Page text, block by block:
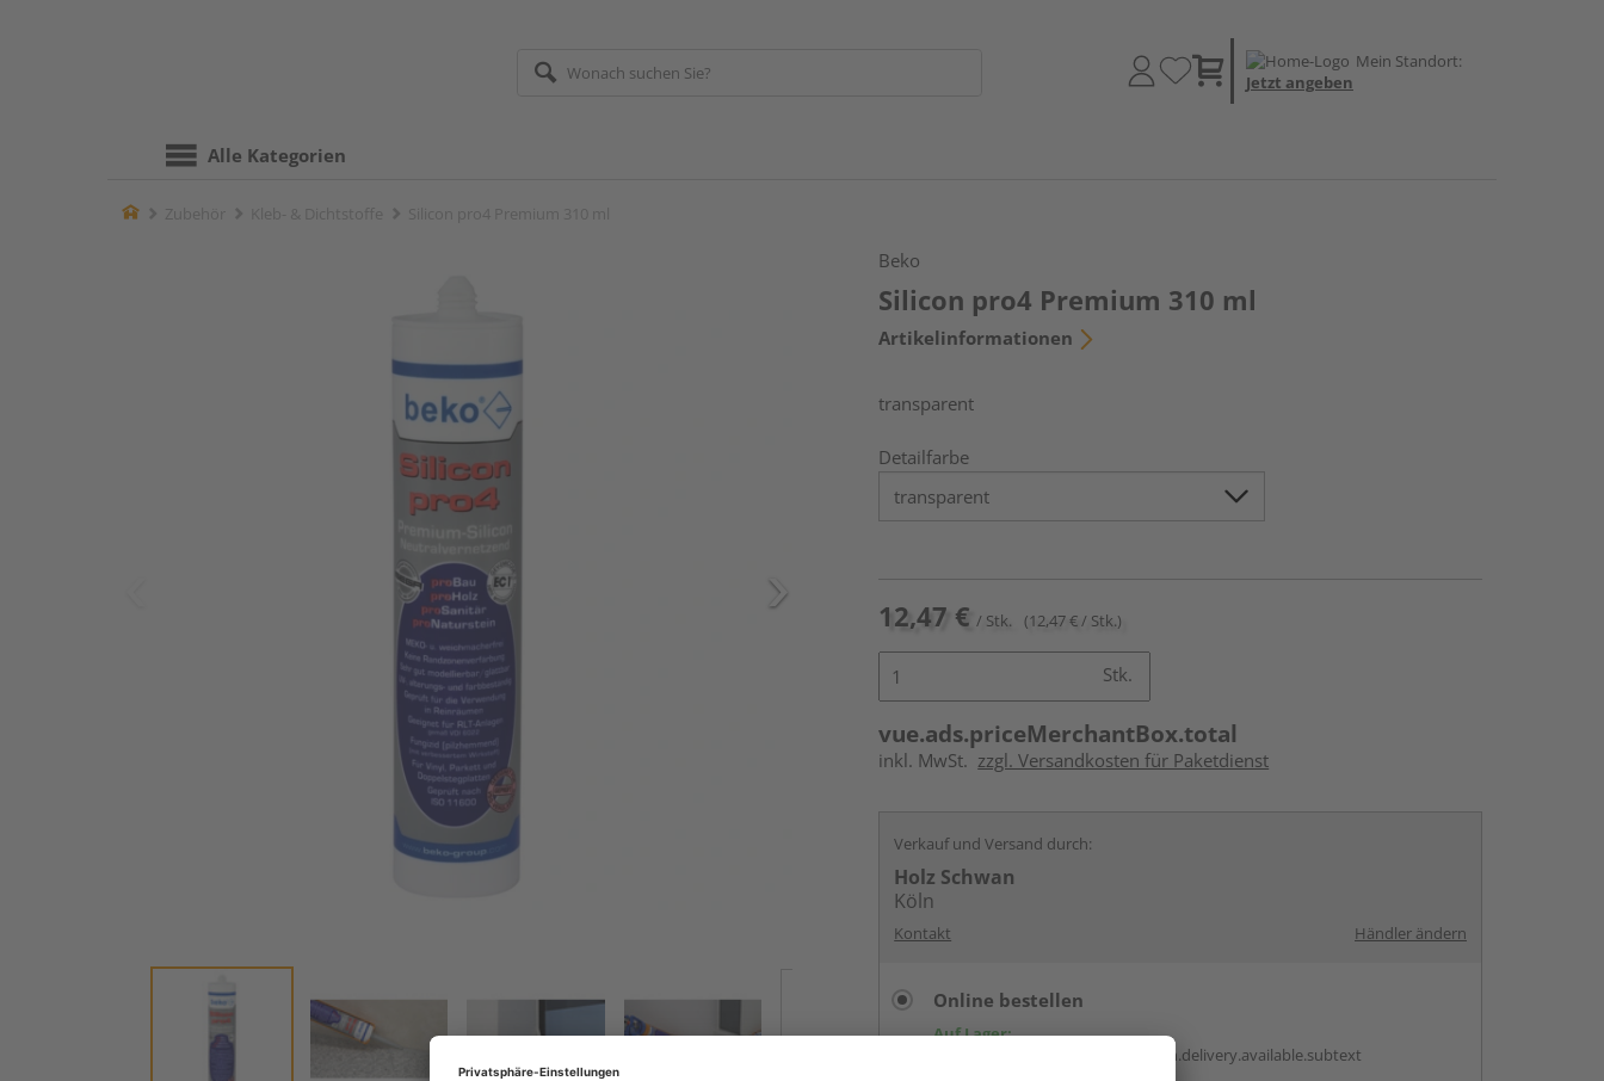
Mein Standort:
Jetzt angeben
Alle Kategorien
Home
Beko
Silicon pro4 Premium 310 ml
Artikelinformationen
transparent
Detailfarbe
12,47 € / Stk. (12,47 € / Stk.)
Stk.
vue.ads.priceMerchantBox.total
inkl. MwSt. zzgl. Versandkosten für Paketdienst
Verkauf und Versand durch:
Holz Schwan
Köln
Kontakt Händler ändern
Online bestellen
Auf Lager:
vue.ads.priceMerchantBox.option.delivery.available.subtext